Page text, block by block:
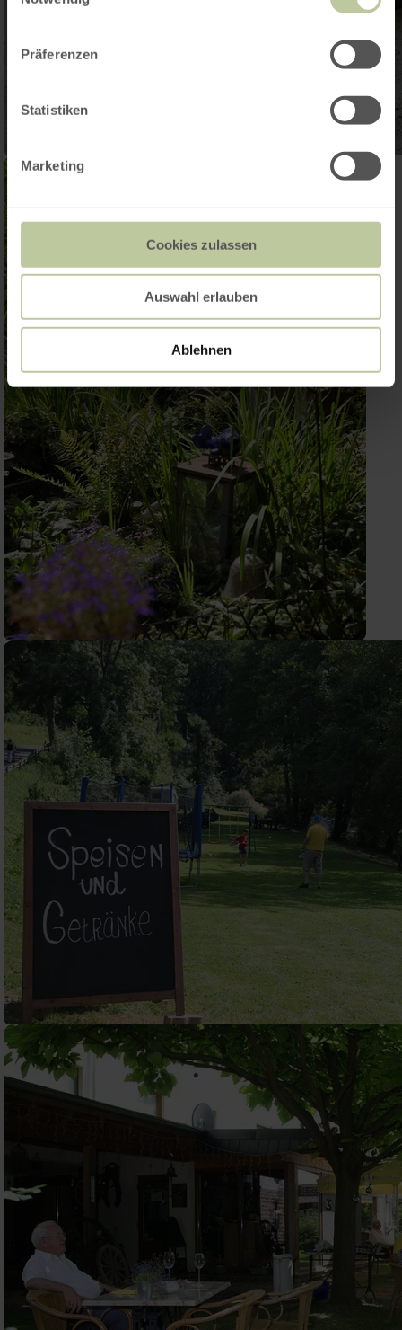
Präferenzen
Statistiken
Marketing
Cookies zulassen
Auswahl erlauben
Ablehnen